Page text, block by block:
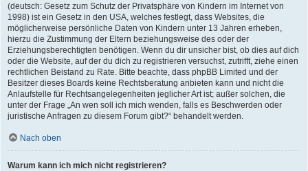
(deutsch: Gesetz zum Schutz der Privatsphäre von Kindern im Internet von
1998) ist ein Gesetz in den USA, welches festlegt, dass Websites, die
möglicherweise persönliche Daten von Kindern unter 13 Jahren erheben,
hierzu die Zustimmung der Eltern beziehungsweise des oder der
Erziehungsberechtigten benötigen. Wenn du dir unsicher bist, ob dies auf dich
oder die Website, auf der du dich zu registrieren versuchst, zutrifft, ziehe einen
rechtlichen Beistand zu Rate. Bitte beachte, dass phpBB Limited und der
Besitzer dieses Boards keine Rechtsberatung anbieten kann und nicht die
Anlaufstelle für Rechtsangelegenheiten jeglicher Art ist; außer solchen, die
unter der Frage „An wen soll ich mich wenden, falls es Beschwerden oder
juristische Anfragen zu diesem Forum gibt?“ behandelt werden.
Nach oben
Warum kann ich mich nicht registrieren?